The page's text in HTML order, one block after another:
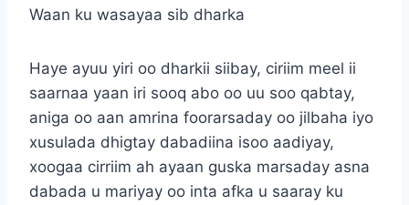
Waan ku wasayaa sib dharka
Haye ayuu yiri oo dharkii siibay, ciriim meel ii
saarnaa yaan iri sooq abo oo uu soo qabtay,
aniga oo aan amrina foorarsaday oo jilbaha iyo
xusulada dhigtay dabadiina isoo aadiyay,
xoogaa cirriim ah ayaan guska marsaday asna
dabada u mariyay oo inta afka u saaray ku